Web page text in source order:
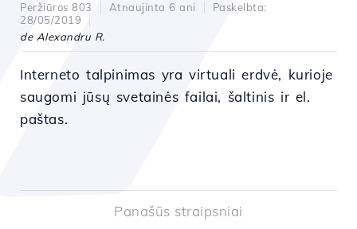
Peržiūros 803 Atnaujinta 6 ani
Paskelbta:
28/05/2019
de Alexandru R.
Interneto talpinimas yra virtuali erdvė, kurioje
saugomi jūsų svetainės failai, šaltinis ir el.
paštas.
Panašūs straipsniai